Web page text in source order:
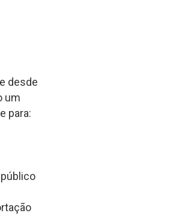
desde
um
para: